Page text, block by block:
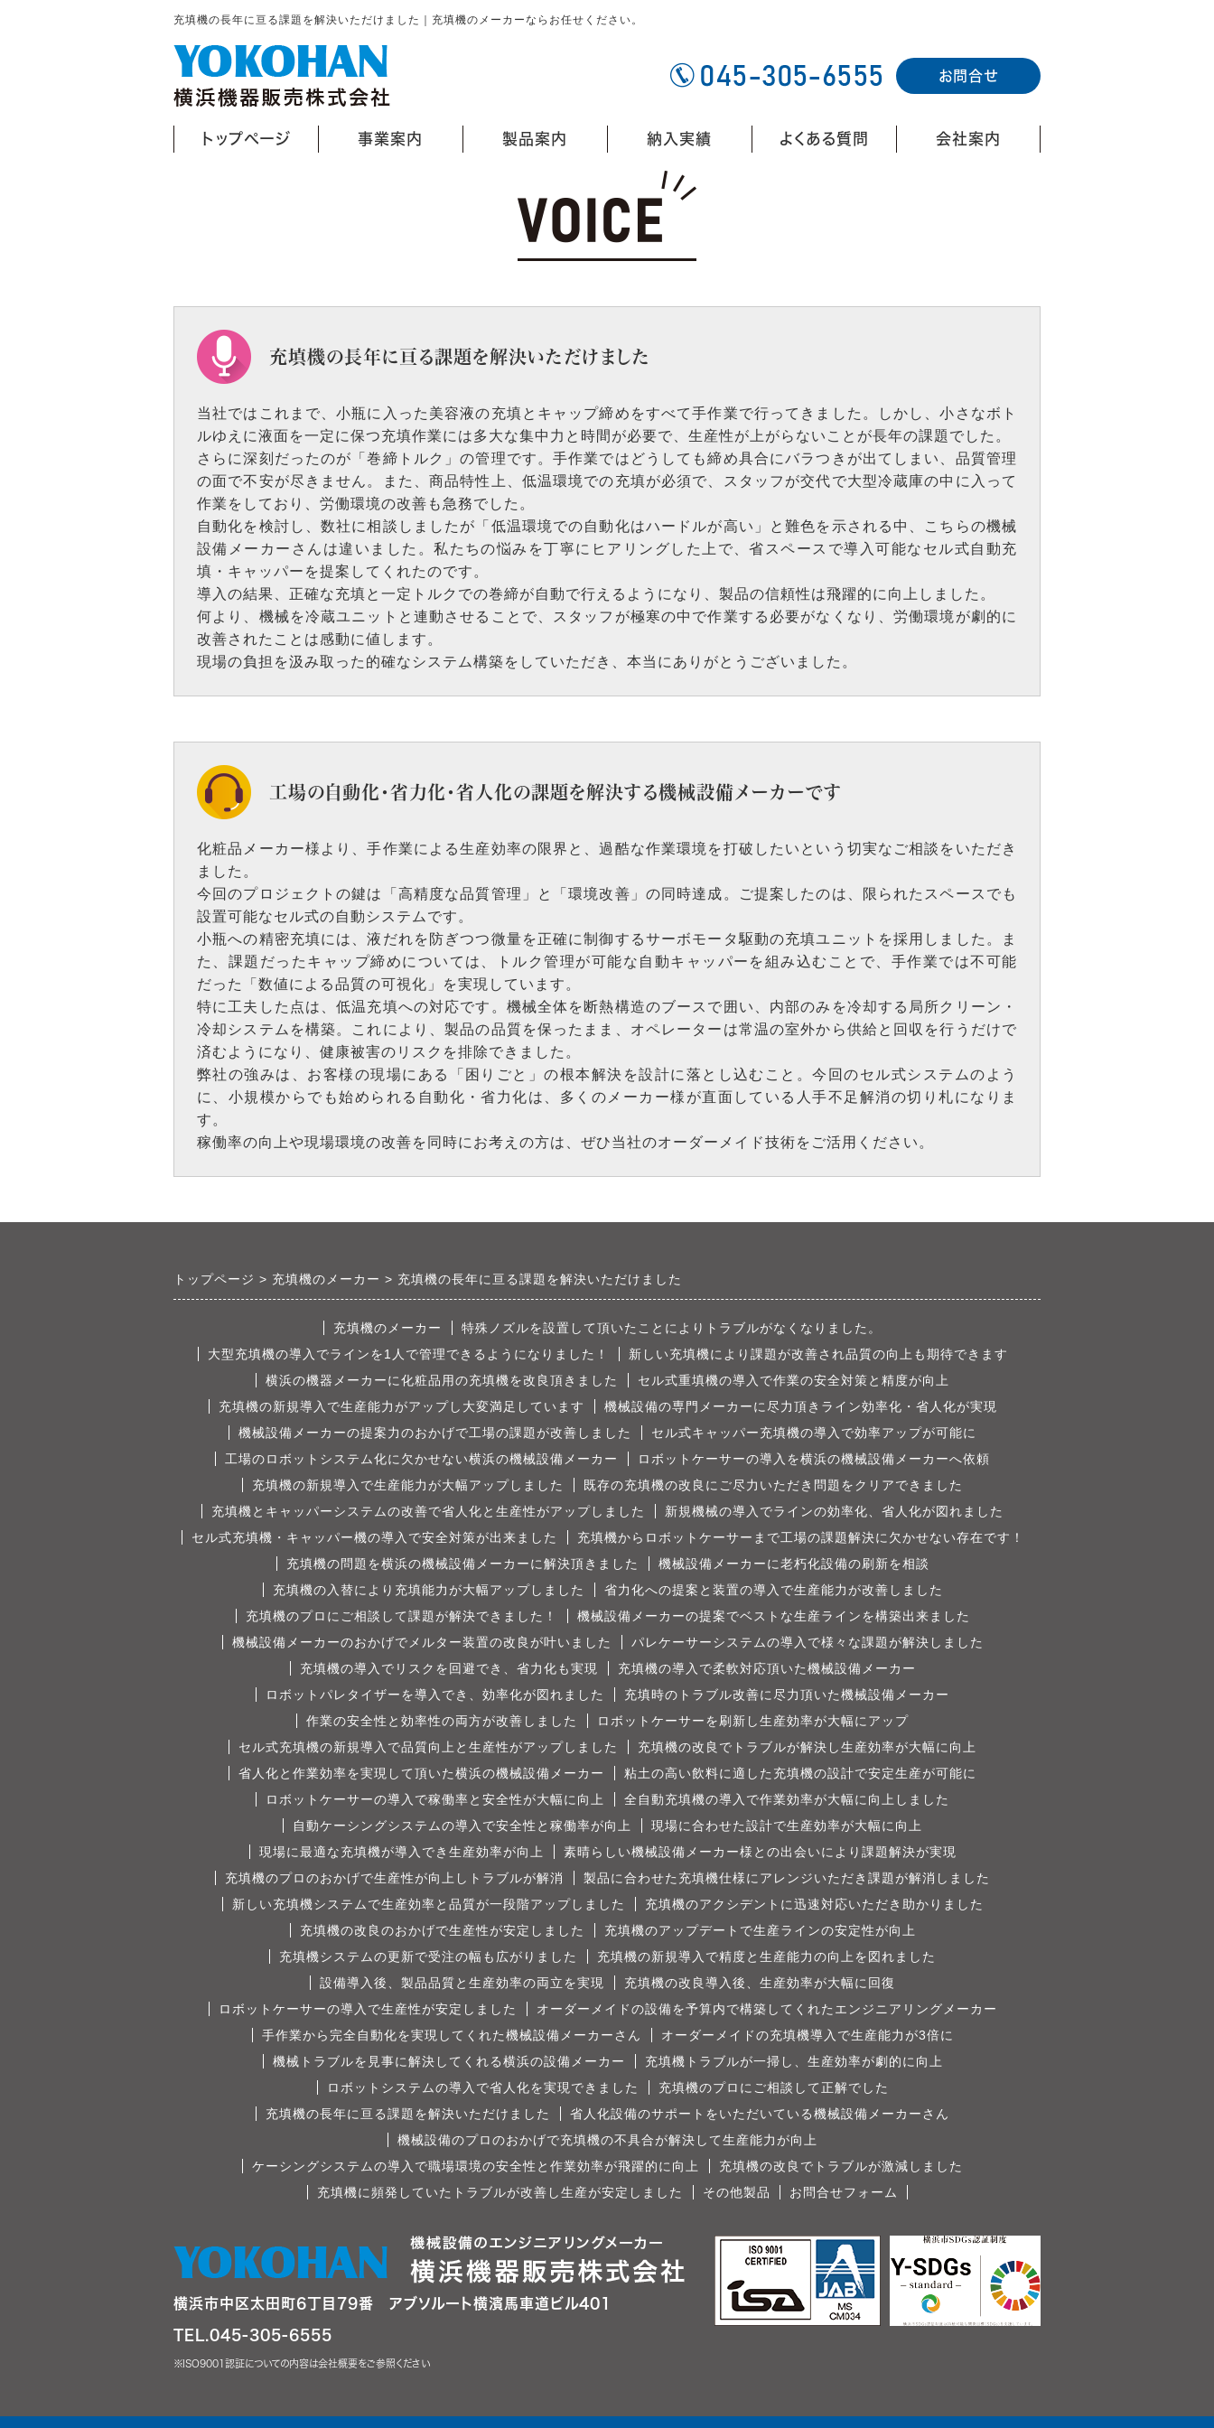
充填機の長年に亘る課題を解決いただけました｜充填機のメーカーならお任せください。
お問合せ
トップぺージ 事業案内 製品案内 納入実績 よくある質問 会社案内
充填機の長年に亘る課題を解決いただけました
当社ではこれまで、小瓶に入った美容液の充填とキャップ締めをすべて手作業で行ってきました。しかし、小さなボト
ルゆえに液面を一定に保つ充填作業には多大な集中力と時間が必要で、生産性が上がらないことが長年の課題でした。
さらに深刻だったのが「巻締トルク」の管理です。手作業ではどうしても締め具合にバラつきが出てしまい、品質管理
の面で不安が尽きません。また、商品特性上、低温環境での充填が必須で、スタッフが交代で大型冷蔵庫の中に入って
作業をしており、労働環境の改善も急務でした。
自動化を検討し、数社に相談しましたが「低温環境での自動化はハードルが高い」と難色を示される中、こちらの機械
設備メーカーさんは違いました。私たちの悩みを丁寧にヒアリングした上で、省スペースで導入可能なセル式自動充
填・キャッパーを提案してくれたのです。
導入の結果、正確な充填と一定トルクでの巻締が自動で行えるようになり、製品の信頼性は飛躍的に向上しました。
何より、機械を冷蔵ユニットと連動させることで、スタッフが極寒の中で作業する必要がなくなり、労働環境が劇的に
改善されたことは感動に値します。
現場の負担を汲み取った的確なシステム構築をしていただき、本当にありがとうございました。
工場の自動化・省力化・省人化の課題を解決する機械設備メーカーです
化粧品メーカー様より、手作業による生産効率の限界と、過酷な作業環境を打破したいという切実なご相談をいただき
ました。
今回のプロジェクトの鍵は「高精度な品質管理」と「環境改善」の同時達成。ご提案したのは、限られたスペースでも
設置可能なセル式の自動システムです。
小瓶への精密充填には、液だれを防ぎつつ微量を正確に制御するサーボモータ駆動の充填ユニットを採用しました。ま
た、課題だったキャップ締めについては、トルク管理が可能な自動キャッパーを組み込むことで、手作業では不可能
だった「数値による品質の可視化」を実現しています。
特に工夫した点は、低温充填への対応です。機械全体を断熱構造のブースで囲い、内部のみを冷却する局所クリーン・
冷却システムを構築。これにより、製品の品質を保ったまま、オペレーターは常温の室外から供給と回収を行うだけで
済むようになり、健康被害のリスクを排除できました。
弊社の強みは、お客様の現場にある「困りごと」の根本解決を設計に落とし込むこと。今回のセル式システムのよう
に、小規模からでも始められる自動化・省力化は、多くのメーカー様が直面している人手不足解消の切り札になりま
す。
稼働率の向上や現場環境の改善を同時にお考えの方は、ぜひ当社のオーダーメイド技術をご活用ください。
トップページ 充填機のメーカー 充填機の長年に亘る課題を解決いただけました
充填機のメーカー
特殊ノズルを設置して頂いたことによりトラブルがなくなりました。
大型充填機の導入でラインを1人で管理できるようになりました！
新しい充填機により課題が改善され品質の向上も期待できます
横浜の機器メーカーに化粧品用の充填機を改良頂きました
セル式重填機の導入で作業の安全対策と精度が向上
充填機の新規導入で生産能力がアップし大変満足しています
機械設備の専門メーカーに尽力頂きライン効率化・省人化が実現
機械設備メーカーの提案力のおかげで工場の課題が改善しました
セル式キャッパー充填機の導入で効率アップが可能に
工場のロボットシステム化に欠かせない横浜の機械設備メーカー
ロボットケーサーの導入を横浜の機械設備メーカーへ依頼
充填機の新規導入で生産能力が大幅アップしました
既存の充填機の改良にご尽力いただき問題をクリアできました
充填機とキャッパーシステムの改善で省人化と生産性がアップしました
新規機械の導入でラインの効率化、省人化が図れました
セル式充填機・キャッパー機の導入で安全対策が出来ました
充填機からロボットケーサーまで工場の課題解決に欠かせない存在です！
充填機の問題を横浜の機械設備メーカーに解決頂きました
機械設備メーカーに老朽化設備の刷新を相談
充填機の入替により充填能力が大幅アップしました
省力化への提案と装置の導入で生産能力が改善しました
充填機のプロにご相談して課題が解決できました！
機械設備メーカーの提案でベストな生産ラインを構築出来ました
機械設備メーカーのおかげでメルター装置の改良が叶いました
パレケーサーシステムの導入で様々な課題が解決しました
充填機の導入でリスクを回避でき、省力化も実現
充填機の導入で柔軟対応頂いた機械設備メーカー
ロボットパレタイザーを導入でき、効率化が図れました
充填時のトラブル改善に尽力頂いた機械設備メーカー
作業の安全性と効率性の両方が改善しました
ロボットケーサーを刷新し生産効率が大幅にアップ
セル式充填機の新規導入で品質向上と生産性がアップしました
充填機の改良でトラブルが解決し生産効率が大幅に向上
省人化と作業効率を実現して頂いた横浜の機械設備メーカー
粘土の高い飲料に適した充填機の設計で安定生産が可能に
ロボットケーサーの導入で稼働率と安全性が大幅に向上
全自動充填機の導入で作業効率が大幅に向上しました
自動ケーシングシステムの導入で安全性と稼働率が向上
現場に合わせた設計で生産効率が大幅に向上
現場に最適な充填機が導入でき生産効率が向上
素晴らしい機械設備メーカー様との出会いにより課題解決が実現
充填機のプロのおかげで生産性が向上しトラブルが解消
製品に合わせた充填機仕様にアレンジいただき課題が解消しました
新しい充填機システムで生産効率と品質が一段階アップしました
充填機のアクシデントに迅速対応いただき助かりました
充填機の改良のおかげで生産性が安定しました
充填機のアップデートで生産ラインの安定性が向上
充填機システムの更新で受注の幅も広がりました
充填機の新規導入で精度と生産能力の向上を図れました
設備導入後、製品品質と生産効率の両立を実現
充填機の改良導入後、生産効率が大幅に回復
ロボットケーサーの導入で生産性が安定しました
オーダーメイドの設備を予算内で構築してくれたエンジニアリングメーカー
手作業から完全自動化を実現してくれた機械設備メーカーさん
オーダーメイドの充填機導入で生産能力が3倍に
機械トラブルを見事に解決してくれる横浜の設備メーカー
充填機トラブルが一掃し、生産効率が劇的に向上
ロボットシステムの導入で省人化を実現できました
充填機のプロにご相談して正解でした
充填機の長年に亘る課題を解決いただけました
省人化設備のサポートをいただいている機械設備メーカーさん
機械設備のプロのおかげで充填機の不具合が解決して生産能力が向上
ケーシングシステムの導入で職場環境の安全性と作業効率が飛躍的に向上
充填機の改良でトラブルが激減しました
充填機に頻発していたトラブルが改善し生産が安定しました
その他製品 お問合せフォーム
横浜市中区太田町6丁目79番 アブソルート横濱馬車道ビル401
TEL.045-305-6555
※ISO9001認証についての内容は会社概要をご参照ください